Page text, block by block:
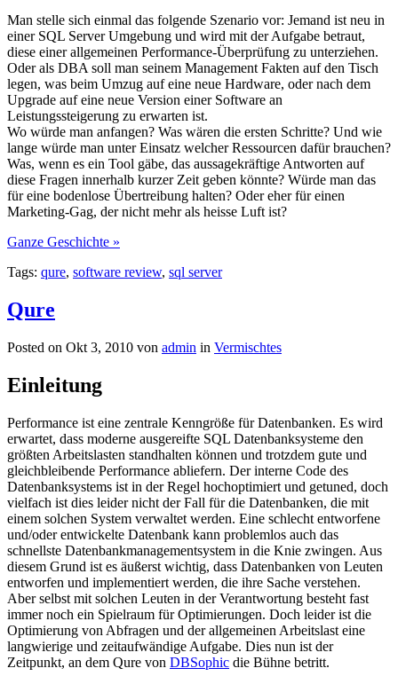
Man stelle sich einmal das folgende Szenario vor: Jemand ist neu in
einer SQL Server Umgebung und wird mit der Aufgabe betraut,
diese einer allgemeinen Performance-Überprüfung zu unterziehen.
Oder als DBA soll man seinem Management Fakten auf den Tisch
legen, was beim Umzug auf eine neue Hardware, oder nach dem
Upgrade auf eine neue Version einer Software an
Leistungssteigerung zu erwarten ist.
Wo würde man anfangen? Was wären die ersten Schritte? Und wie
lange würde man unter Einsatz welcher Ressourcen dafür brauchen?
Was, wenn es ein Tool gäbe, das aussagekräftige Antworten auf
diese Fragen innerhalb kurzer Zeit geben könnte? Würde man das
für eine bodenlose Übertreibung halten? Oder eher für einen
Marketing-Gag, der nicht mehr als heisse Luft ist?
Ganze Geschichte »
Tags: qure, software review, sql server
Qure
Posted on Okt 3, 2010 von admin in Vermischtes
Einleitung
Performance ist eine zentrale Kenngröße für Datenbanken. Es wird
erwartet, dass moderne ausgereifte SQL Datenbanksysteme den
größten Arbeitslasten standhalten können und trotzdem gute und
gleichbleibende Performance abliefern. Der interne Code des
Datenbanksystems ist in der Regel hochoptimiert und getuned, doch
vielfach ist dies leider nicht der Fall für die Datenbanken, die mit
einem solchen System verwaltet werden. Eine schlecht entworfene
und/oder entwickelte Datenbank kann problemlos auch das
schnellste Datenbankmanagementsystem in die Knie zwingen. Aus
diesem Grund ist es äußerst wichtig, dass Datenbanken von Leuten
entworfen und implementiert werden, die ihre Sache verstehen.
Aber selbst mit solchen Leuten in der Verantwortung besteht fast
immer noch ein Spielraum für Optimierungen. Doch leider ist die
Optimierung von Abfragen und der allgemeinen Arbeitslast eine
langwierige und zeitaufwändige Aufgabe. Dies nun ist der
Zeitpunkt, an dem Qure von DBSophic die Bühne betritt.